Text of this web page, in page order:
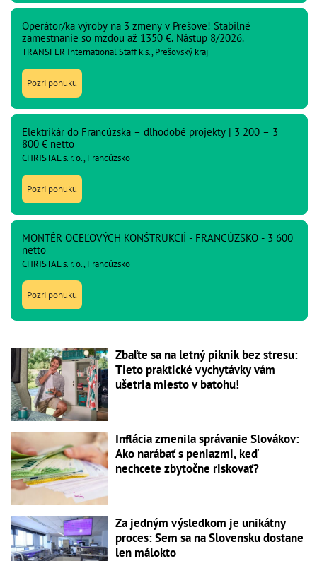
Operátor/ka výroby na 3 zmeny v Prešove! Stabilné
zamestnanie so mzdou až 1350 €. Nástup 8/2026.
TRANSFER International Staff k.s., Prešovský kraj
Pozri ponuku
Elektrikár do Francúzska – dlhodobé projekty | 3 200 – 3
800 € netto
CHRISTAL s. r. o., Francúzsko
Pozri ponuku
MONTÉR OCEĽOVÝCH KONŠTRUKCIÍ - FRANCÚZSKO - 3 600
netto
CHRISTAL s. r. o., Francúzsko
Pozri ponuku
Zbaľte sa na letný piknik bez stresu:
Tieto praktické vychytávky vám
ušetria miesto v batohu!
Inflácia zmenila správanie Slovákov:
Ako narábať s peniazmi, keď
nechcete zbytočne riskovať?
Za jedným výsledkom je unikátny
proces: Sem sa na Slovensku dostane
len málokto